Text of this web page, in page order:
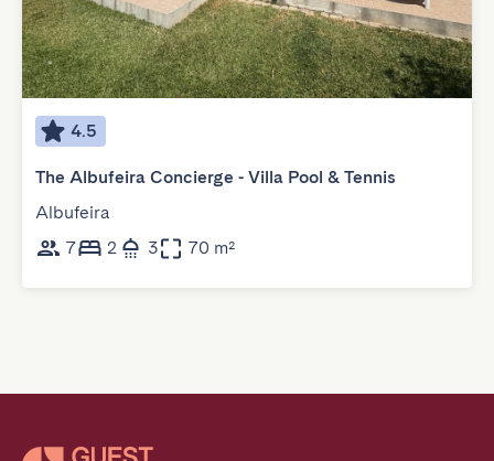
4.5
The Albufeira Concierge - Villa Pool & Tennis
Albufeira
7
2 3 70 m²